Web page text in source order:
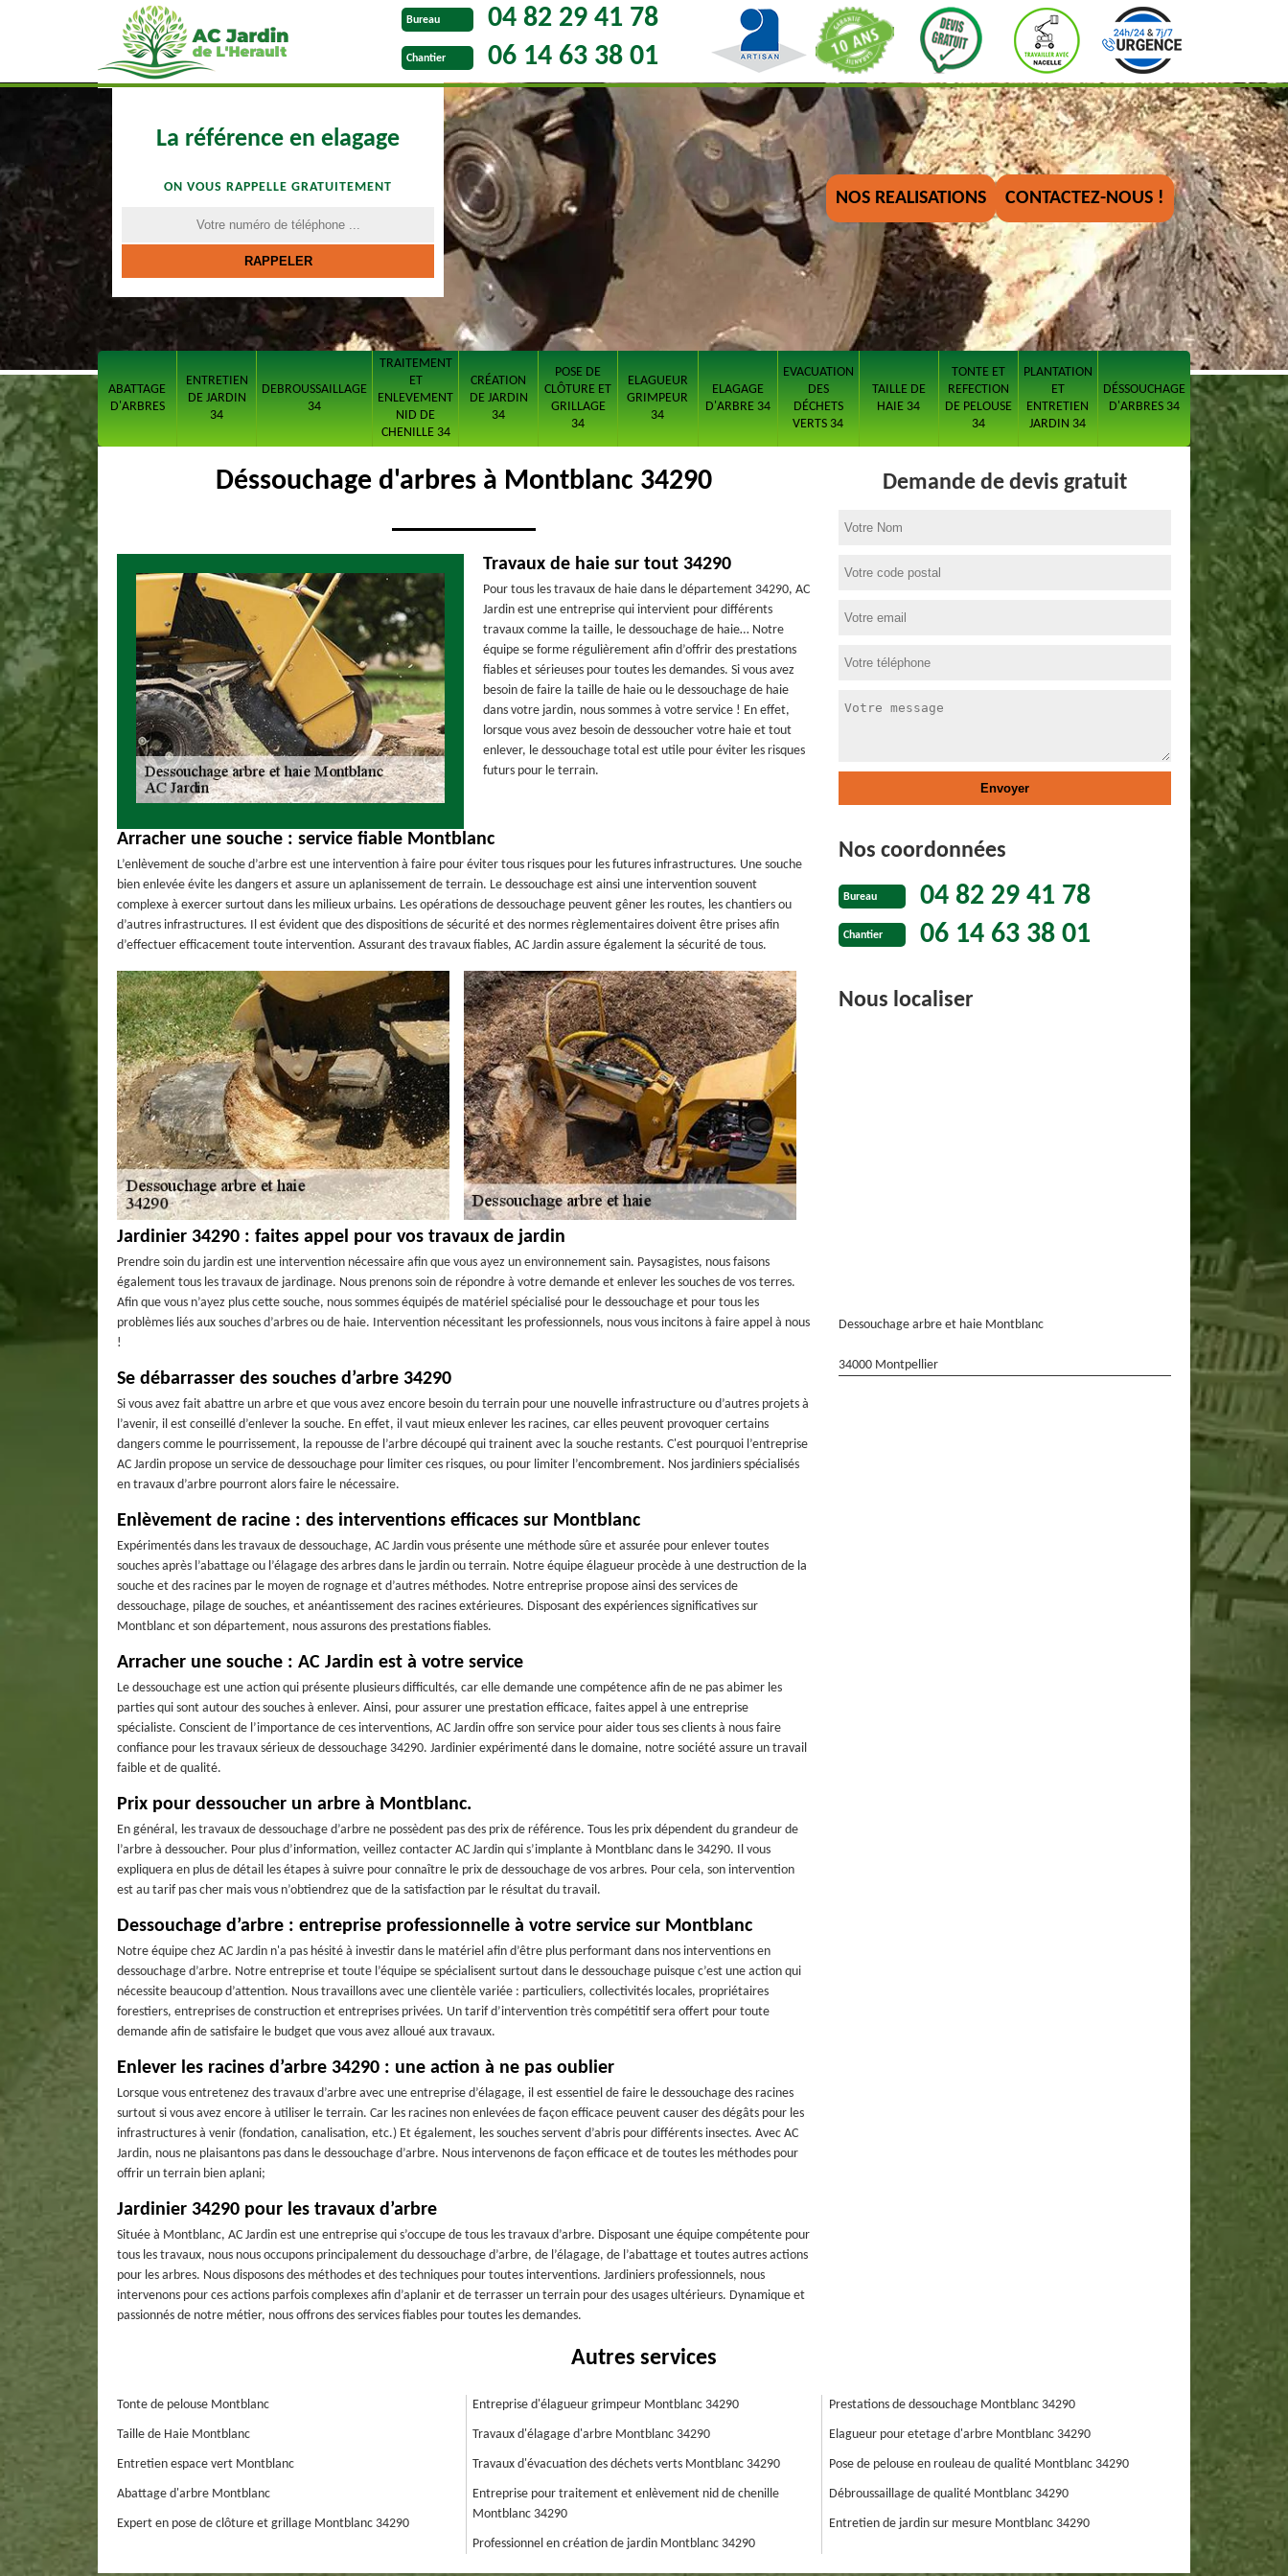
Bureau 04 82 29 41 78
Chantier 06 14 63 38 01
La référence en elagage
ON VOUS RAPPELLE GRATUITEMENT
NOS REALISATIONS CONTACTEZ-NOUS !
ABATTAGE
D'ARBRES
ENTRETIEN
DE JARDIN
34
DEBROUSSAILLAGE
34
TRAITEMENT
ET
ENLEVEMENT
NID DE
CHENILLE 34
CRÉATION
DE JARDIN
34
POSE DE
CLÔTURE ET
GRILLAGE
34
ELAGUEUR
GRIMPEUR
34
ELAGAGE
D'ARBRE 34
EVACUATION
DES
DÉCHETS
VERTS 34
TAILLE DE
HAIE 34
TONTE ET
REFECTION
DE PELOUSE
34
PLANTATION
ET
ENTRETIEN
JARDIN 34
DÉSSOUCHAGE
D'ARBRES 34
Déssouchage d'arbres à Montblanc 34290
Travaux de haie sur tout 34290
Pour tous les travaux de haie dans le département 34290, AC
Jardin est une entreprise qui intervient pour différents
travaux comme la taille, le dessouchage de haie… Notre
équipe se forme régulièrement afin d’offrir des prestations
fiables et sérieuses pour toutes les demandes. Si vous avez
besoin de faire la taille de haie ou le dessouchage de haie
dans votre jardin, nous sommes à votre service ! En effet,
lorsque vous avez besoin de dessoucher votre haie et tout
enlever, le dessouchage total est utile pour éviter les risques
futurs pour le terrain.
Arracher une souche : service fiable Montblanc
L’enlèvement de souche d’arbre est une intervention à faire pour éviter tous risques pour les futures infrastructures. Une souche
bien enlevée évite les dangers et assure un aplanissement de terrain. Le dessouchage est ainsi une intervention souvent
complexe à exercer surtout dans les milieux urbains. Les opérations de dessouchage peuvent gêner les routes, les chantiers ou
d’autres infrastructures. Il est évident que des dispositions de sécurité et des normes règlementaires doivent être prises afin
d’effectuer efficacement toute intervention. Assurant des travaux fiables, AC Jardin assure également la sécurité de tous.
Jardinier 34290 : faites appel pour vos travaux de jardin
Prendre soin du jardin est une intervention nécessaire afin que vous ayez un environnement sain. Paysagistes, nous faisons
également tous les travaux de jardinage. Nous prenons soin de répondre à votre demande et enlever les souches de vos terres.
Afin que vous n’ayez plus cette souche, nous sommes équipés de matériel spécialisé pour le dessouchage et pour tous les
problèmes liés aux souches d’arbres ou de haie. Intervention nécessitant les professionnels, nous vous incitons à faire appel à nous
!
Se débarrasser des souches d’arbre 34290
Si vous avez fait abattre un arbre et que vous avez encore besoin du terrain pour une nouvelle infrastructure ou d’autres projets à
l’avenir, il est conseillé d’enlever la souche. En effet, il vaut mieux enlever les racines, car elles peuvent provoquer certains
dangers comme le pourrissement, la repousse de l’arbre découpé qui trainent avec la souche restants. C'est pourquoi l’entreprise
AC Jardin propose un service de dessouchage pour limiter ces risques, ou pour limiter l’encombrement. Nos jardiniers spécialisés
en travaux d’arbre pourront alors faire le nécessaire.
Enlèvement de racine : des interventions efficaces sur Montblanc
Expérimentés dans les travaux de dessouchage, AC Jardin vous présente une méthode sûre et assurée pour enlever toutes
souches après l’abattage ou l’élagage des arbres dans le jardin ou terrain. Notre équipe élagueur procède à une destruction de la
souche et des racines par le moyen de rognage et d’autres méthodes. Notre entreprise propose ainsi des services de
dessouchage, pilage de souches, et anéantissement des racines extérieures. Disposant des expériences significatives sur
Montblanc et son département, nous assurons des prestations fiables.
Arracher une souche : AC Jardin est à votre service
Le dessouchage est une action qui présente plusieurs difficultés, car elle demande une compétence afin de ne pas abimer les
parties qui sont autour des souches à enlever. Ainsi, pour assurer une prestation efficace, faites appel à une entreprise
spécialiste. Conscient de l’importance de ces interventions, AC Jardin offre son service pour aider tous ses clients à nous faire
confiance pour les travaux sérieux de dessouchage 34290. Jardinier expérimenté dans le domaine, notre société assure un travail
faible et de qualité.
Prix pour dessoucher un arbre à Montblanc.
En général, les travaux de dessouchage d’arbre ne possèdent pas des prix de référence. Tous les prix dépendent du grandeur de
l’arbre à dessoucher. Pour plus d’information, veillez contacter AC Jardin qui s’implante à Montblanc dans le 34290. Il vous
expliquera en plus de détail les étapes à suivre pour connaître le prix de dessouchage de vos arbres. Pour cela, son intervention
est au tarif pas cher mais vous n’obtiendrez que de la satisfaction par le résultat du travail.
Dessouchage d’arbre : entreprise professionnelle à votre service sur Montblanc
Notre équipe chez AC Jardin n'a pas hésité à investir dans le matériel afin d’être plus performant dans nos interventions en
dessouchage d’arbre. Notre entreprise et toute l’équipe se spécialisent surtout dans le dessouchage puisque c’est une action qui
nécessite beaucoup d’attention. Nous travaillons avec une clientèle variée : particuliers, collectivités locales, propriétaires
forestiers, entreprises de construction et entreprises privées. Un tarif d’intervention très compétitif sera offert pour toute
demande afin de satisfaire le budget que vous avez alloué aux travaux.
Enlever les racines d’arbre 34290 : une action à ne pas oublier
Lorsque vous entretenez des travaux d’arbre avec une entreprise d’élagage, il est essentiel de faire le dessouchage des racines
surtout si vous avez encore à utiliser le terrain. Car les racines non enlevées de façon efficace peuvent causer des dégâts pour les
infrastructures à venir (fondation, canalisation, etc.) Et également, les souches servent d’abris pour différents insectes. Avec AC
Jardin, nous ne plaisantons pas dans le dessouchage d’arbre. Nous intervenons de façon efficace et de toutes les méthodes pour
offrir un terrain bien aplani;
Jardinier 34290 pour les travaux d’arbre
Située à Montblanc, AC Jardin est une entreprise qui s’occupe de tous les travaux d’arbre. Disposant une équipe compétente pour
tous les travaux, nous nous occupons principalement du dessouchage d’arbre, de l’élagage, de l’abattage et toutes autres actions
pour les arbres. Nous disposons des méthodes et des techniques pour toutes interventions. Jardiniers professionnels, nous
intervenons pour ces actions parfois complexes afin d’aplanir et de terrasser un terrain pour des usages ultérieurs. Dynamique et
passionnés de notre métier, nous offrons des services fiables pour toutes les demandes.
Demande de devis gratuit
Nos coordonnées
Bureau 04 82 29 41 78
Chantier 06 14 63 38 01
Nous localiser
Dessouchage arbre et haie Montblanc
34000 Montpellier
Autres services
Tonte de pelouse Montblanc
Taille de Haie Montblanc
Entretien espace vert Montblanc
Abattage d'arbre Montblanc
Expert en pose de clôture et grillage Montblanc 34290
Entreprise d'élagueur grimpeur Montblanc 34290
Travaux d'élagage d'arbre Montblanc 34290
Travaux d'évacuation des déchets verts Montblanc 34290
Entreprise pour traitement et enlèvement nid de chenille
Montblanc 34290
Professionnel en création de jardin Montblanc 34290
Prestations de dessouchage Montblanc 34290
Elagueur pour etetage d'arbre Montblanc 34290
Pose de pelouse en rouleau de qualité Montblanc 34290
Débroussaillage de qualité Montblanc 34290
Entretien de jardin sur mesure Montblanc 34290